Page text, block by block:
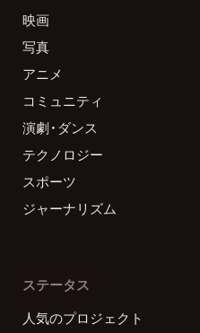
映画
写真
アニメ
コミュニティ
演劇・ダンス
テクノロジー
スポーツ
ジャーナリズム
ステータス
人気のプロジェクト